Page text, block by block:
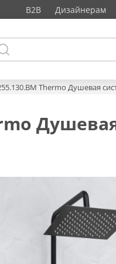
B2B Дизайнерам
Thermo Душевая